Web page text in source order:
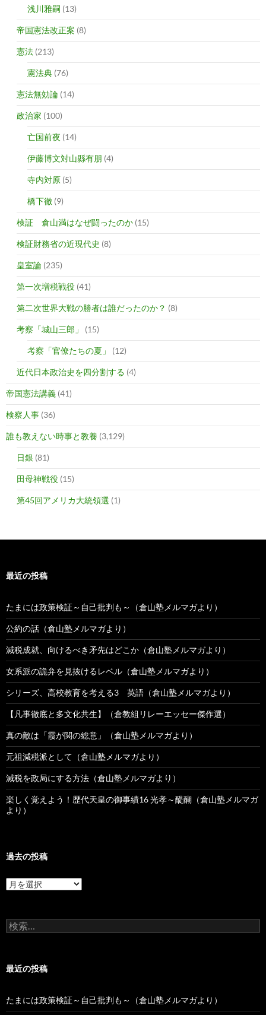
浅川雅嗣 (13)
帝国憲法改正案 (8)
憲法 (213)
憲法典 (76)
憲法無効論 (14)
政治家 (100)
亡国前夜 (14)
伊藤博文対山縣有朋 (4)
寺内対原 (5)
橋下徹 (9)
検証 倉山満はなぜ闘ったのか (15)
検証財務省の近現代史 (8)
皇室論 (235)
第一次増税戦役 (41)
第二次世界大戦の勝者は誰だったのか？ (8)
考察「城山三郎」 (15)
考察「官僚たちの夏」 (12)
近代日本政治史を四分割する (4)
帝国憲法講義 (41)
検察人事 (36)
誰も教えない時事と教養 (3,129)
日銀 (81)
田母神戦役 (15)
第45回アメリカ大統領選 (1)
最近の投稿
たまには政策検証～自己批判も～（倉山塾メルマガより）
公約の話（倉山塾メルマガより）
減税成就、向けるべき矛先はどこか（倉山塾メルマガより）
女系派の詭弁を見抜けるレベル（倉山塾メルマガより）
シリーズ、高校教育を考える3 英語（倉山塾メルマガより）
【凡事徹底と多文化共生】（倉教組リレーエッセー傑作選）
真の敵は「霞が関の総意」（倉山塾メルマガより）
元祖減税派として（倉山塾メルマガより）
減税を政局にする方法（倉山塾メルマガより）
楽しく覚えよう！歴代天皇の御事績16 光孝～醍醐（倉山塾メルマガ
より）
過去の投稿
過
去
稿
検
索:
最近の投稿
たまには政策検証～自己批判も～（倉山塾メルマガより）